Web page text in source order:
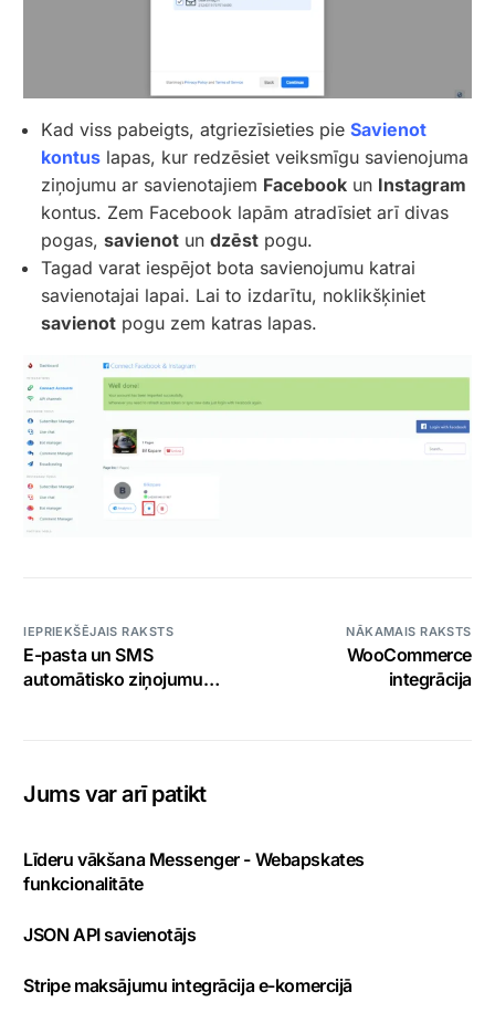
Kad viss pabeigts, atgriezīsieties pieSavienot
kontus lapas, kur redzēsiet veiksmīgu savienojuma
ziņojumu ar savienotajiem Facebook un Instagram
kontus. Zem Facebook lapām atradīsiet arī divas
pogas,savienot undzēst pogu.
Tagad varat iespējot bota savienojumu katrai
savienotajai lapai. Lai to izdarītu, noklikšķiniet
savienot pogu zem katras lapas.
IEPRIEKŠĒJAIS RAKSTS
E-pasta un SMS
automātisko ziņojumu
NĀKAMAIS RAKSTS
WooCommerce
integrācija
Jums var arī patikt
Līderu vākšana Messenger - Webapskates
funkcionalitāte
JSON API savienotājs
Stripe maksājumu integrācija e-komercijā